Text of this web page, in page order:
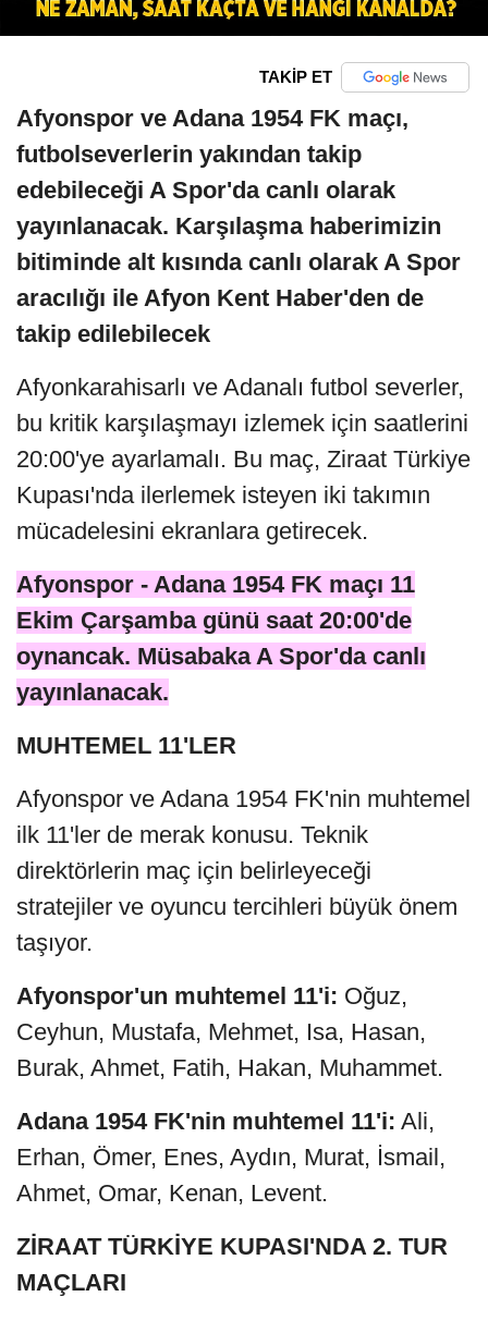
TAKİP ET
Afyonspor ve Adana 1954 FK maçı,
futbolseverlerin yakından takip
edebileceği A Spor'da canlı olarak
yayınlanacak. Karşılaşma haberimizin
bitiminde alt kısında canlı olarak A Spor
aracılığı ile Afyon Kent Haber'den de
takip edilebilecek
Afyonkarahisarlı ve Adanalı futbol severler,
bu kritik karşılaşmayı izlemek için saatlerini
20:00'ye ayarlamalı. Bu maç, Ziraat Türkiye
Kupası'nda ilerlemek isteyen iki takımın
mücadelesini ekranlara getirecek.
Afyonspor - Adana 1954 FK maçı 11
Ekim Çarşamba günü saat 20:00'de
oynancak. Müsabaka A Spor'da canlı
yayınlanacak.
MUHTEMEL 11'LER
Afyonspor ve Adana 1954 FK'nin muhtemel
ilk 11'ler de merak konusu. Teknik
direktörlerin maç için belirleyeceği
stratejiler ve oyuncu tercihleri büyük önem
taşıyor.
Afyonspor'un muhtemel 11'i: Oğuz,
Ceyhun, Mustafa, Mehmet, Isa, Hasan,
Burak, Ahmet, Fatih, Hakan, Muhammet.
Adana 1954 FK'nin muhtemel 11'i: Ali,
Erhan, Ömer, Enes, Aydın, Murat, İsmail,
Ahmet, Omar, Kenan, Levent.
ZİRAAT TÜRKİYE KUPASI'NDA 2. TUR
MAÇLARI